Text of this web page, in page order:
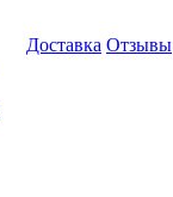
Доставка Отзывы